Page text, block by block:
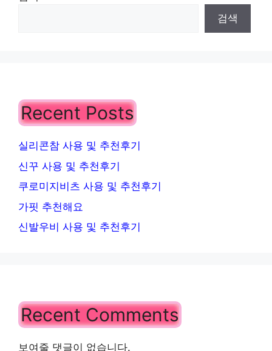
검색
Recent Posts
실리콘참 사용 및 추천후기
신꾸 사용 및 추천후기
쿠로미지비츠 사용 및 추천후기
가핏 추천해요
신발우비 사용 및 추천후기
Recent Comments
보여줄 댓글이 없습니다.